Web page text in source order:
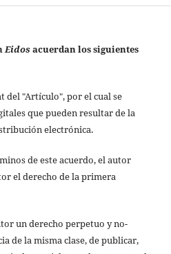
Eidosacuerdan los siguientes
del "Artículo", por el cual se
que pueden resultar de la
electrónica.
de este acuerdo, el autor
el derecho de la primera
un derecho perpetuo y no-
de la misma clase, de publicar,